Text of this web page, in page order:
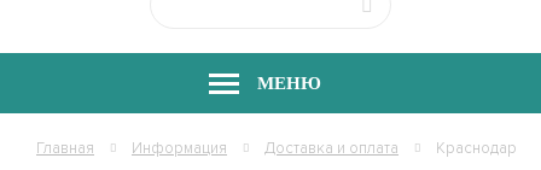
МЕНЮ
Главная Информация Доставка и оплата Краснодар